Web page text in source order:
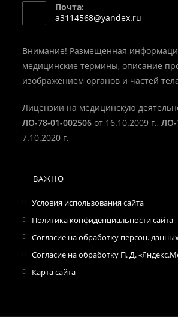
в
вашем
Почта:
a3114568@yandex.ru
Внимание! Размещенная
медицинские термины, описание
изображением органов и частей
Лицензии на медицинскую
ЛО-78-01-002506 от 16.10.2009 г.,ЛО-
7.10.2020 г.
ВАЖНО
Условия использования сайта
Политика конфиденциальности сайта
Согласие на обработку персон.
Согласие на обработку П. Д.
Карта сайта